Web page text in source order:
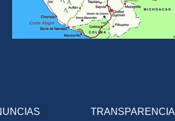
TRANSPARENCIA